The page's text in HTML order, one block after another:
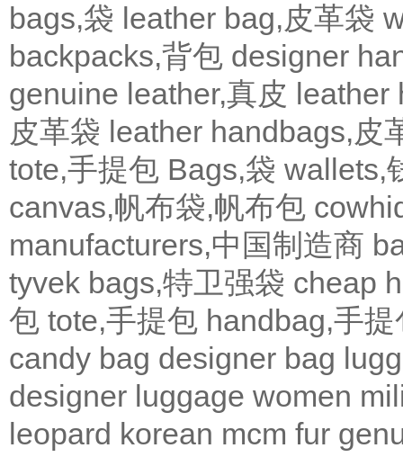
bags,袋 leather bag,皮革袋
backpacks,背包 designer
genuine leather,真皮 leather
皮革袋 leather handbags,皮
tote,手提包 Bags,袋 wallets,
canvas,帆布袋,帆布包
manufacturers,中国制造商
tyvek bags,特卫强袋 cheap
包 tote,手提包 handbag,手提
candy bag designer bag
designer luggage women
leopard korean mcm fur